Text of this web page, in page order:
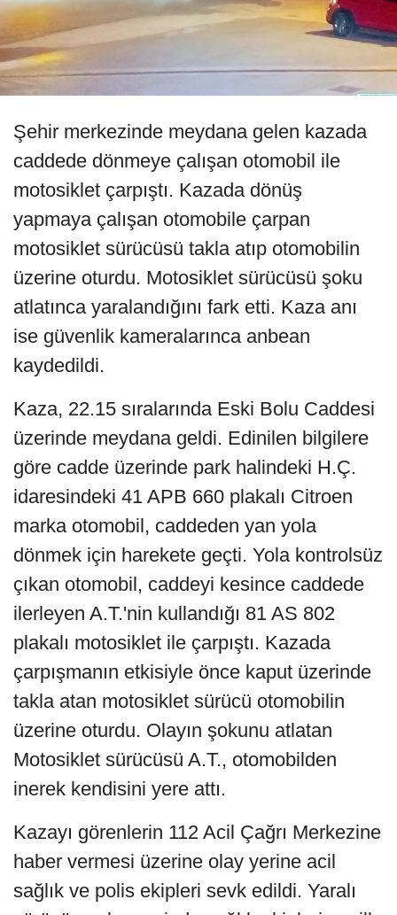
Şehir merkezinde meydana gelen kazada
caddede dönmeye çalışan otomobil ile
motosiklet çarpıştı. Kazada dönüş
yapmaya çalışan otomobile çarpan
motosiklet sürücüsü takla atıp otomobilin
üzerine oturdu. Motosiklet sürücüsü şoku
atlatınca yaralandığını fark etti. Kaza anı
ise güvenlik kameralarınca anbean
kaydedildi.
Kaza, 22.15 sıralarında Eski Bolu Caddesi
üzerinde meydana geldi. Edinilen bilgilere
göre cadde üzerinde park halindeki H.Ç.
idaresindeki 41 APB 660 plakalı Citroen
marka otomobil, caddeden yan yola
dönmek için harekete geçti. Yola kontrolsüz
çıkan otomobil, caddeyi kesince caddede
ilerleyen A.T.'nin kullandığı 81 AS 802
plakalı motosiklet ile çarpıştı. Kazada
çarpışmanın etkisiyle önce kaput üzerinde
takla atan motosiklet sürücü otomobilin
üzerine oturdu. Olayın şokunu atlatan
Motosiklet sürücüsü A.T., otomobilden
inerek kendisini yere attı.
Kazayı görenlerin 112 Acil Çağrı Merkezine
haber vermesi üzerine olay yerine acil
sağlık ve polis ekipleri sevk edildi. Yaralı